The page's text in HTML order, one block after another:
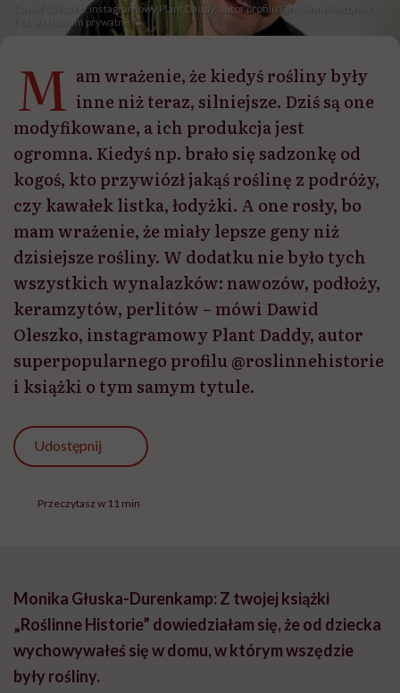
Dawid Oleszko, instagramowy Plant Daddy, autor profilu @roslinnehistorie /
Fot. Archiwum prywatne
M am wrażenie, że kiedyś rośliny były
inne niż teraz, silniejsze. Dziś są one
modyfikowane, a ich produkcja jest
ogromna. Kiedyś np. brało się sadzonkę od
kogoś, kto przywiózł jakąś roślinę z podróży,
czy kawałek listka, łodyżki. A one rosły, bo
mam wrażenie, że miały lepsze geny niż
dzisiejsze rośliny. W dodatku nie było tych
wszystkich wynalazków: nawozów, podłoży,
keramzytów, perlitów – mówi Dawid
Oleszko, instagramowy Plant Daddy, autor
superpopularnego profilu @roslinnehistorie
i książki o tym samym tytule.
Udostępnij
Przeczytasz w 11 min
Monika Głuska-Durenkamp: Z twojej książki
„Roślinne Historie” dowiedziałam się, że od dziecka
wychowywałeś się w domu, w którym wszędzie
były rośliny.